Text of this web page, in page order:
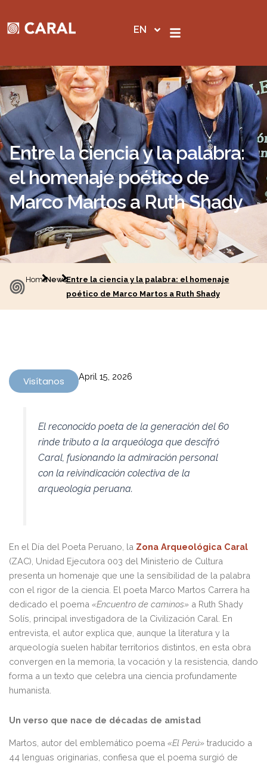
to
content
EN
Entre la ciencia y la palabra:
el homenaje poético de
Marco Martos a Ruth Shady
HomeNewsEntre la ciencia y la palabra: el homenaje
poético de Marco Martos a Ruth Shady
Visítanos April 15, 2026
El reconocido poeta de la generación del 60
rinde tributo a la arqueóloga que descifró
Caral, fusionando la admiración personal
con la reivindicación colectiva de la
arqueología peruana.
En el Día del Poeta Peruano, la Zona Arqueológica Caral
(ZAC), Unidad Ejecutora 003 del Ministerio de Cultura
presenta un homenaje que une la sensibilidad de la palabra
con el rigor de la ciencia. El poeta Marco Martos Carrera ha
dedicado el poema «Encuentro de caminos» a Ruth Shady
Solís, principal investigadora de la Civilización Caral. En
entrevista, el autor explica que, aunque la literatura y la
arqueología suelen habitar territorios distintos, en esta obra
convergen en la memoria, la vocación y la resistencia, dando
forma a un texto que celebra una ciencia profundamente
humanista.
Un verso que nace de décadas de amistad
Martos, autor del emblemático poema «El Perú» traducido a
44 lenguas originarias, confiesa que el poema surgió de